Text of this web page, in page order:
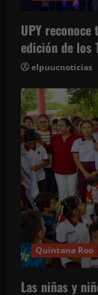
UPY
edición de los
elpuucnoticias
Quintana Roo
Las niñas y